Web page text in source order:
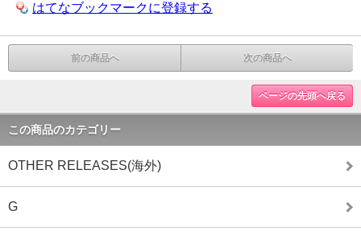
はてなブックマークに登録する
前の商品へ 次の商品へ
ページの先頭へ戻る
この商品のカテゴリー
OTHER RELEASES(海外)
G